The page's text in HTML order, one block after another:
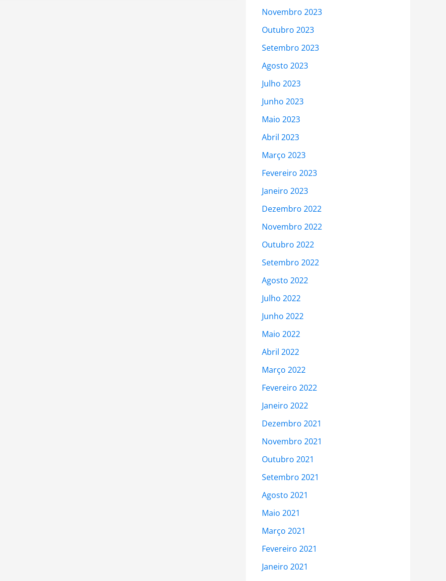
Novembro 2023
Outubro 2023
Setembro 2023
Agosto 2023
Julho 2023
Junho 2023
Maio 2023
Abril 2023
Março 2023
Fevereiro 2023
Janeiro 2023
Dezembro 2022
Novembro 2022
Outubro 2022
Setembro 2022
Agosto 2022
Julho 2022
Junho 2022
Maio 2022
Abril 2022
Março 2022
Fevereiro 2022
Janeiro 2022
Dezembro 2021
Novembro 2021
Outubro 2021
Setembro 2021
Agosto 2021
Maio 2021
Março 2021
Fevereiro 2021
Janeiro 2021